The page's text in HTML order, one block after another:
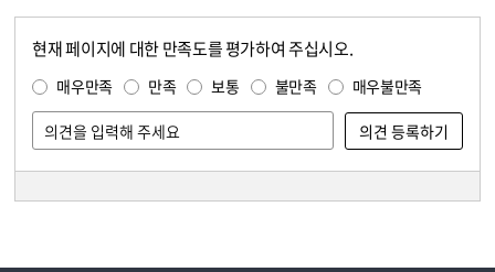
현재 페이지에 대한 만족도를 평가하여 주십시오.
매우만족 만족 보통 불만족 매우불만족